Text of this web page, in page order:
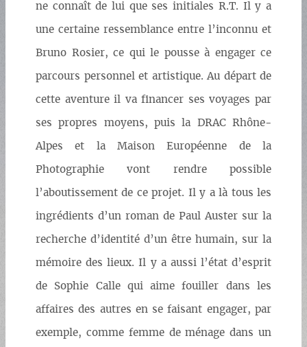
ne connaît de lui que ses initiales R.T. Il y a
une certaine ressemblance entre l’inconnu et
Bruno Rosier, ce qui le pousse à engager ce
parcours personnel et artistique. Au départ de
cette aventure il va financer ses voyages par
ses propres moyens, puis la DRAC Rhône-
Alpes et la Maison Européenne de la
Photographie vont rendre possible
l’aboutissement de ce projet. Il y a là tous les
ingrédients d’un roman de Paul Auster sur la
recherche d’identité d’un être humain, sur la
mémoire des lieux. Il y a aussi l’état d’esprit
de Sophie Calle qui aime fouiller dans les
affaires des autres en se faisant engager, par
exemple, comme femme de ménage dans un